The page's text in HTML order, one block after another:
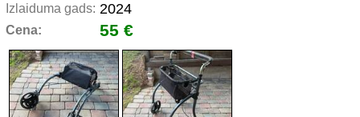
Izlaiduma gads: 2024
Cena: 55 €